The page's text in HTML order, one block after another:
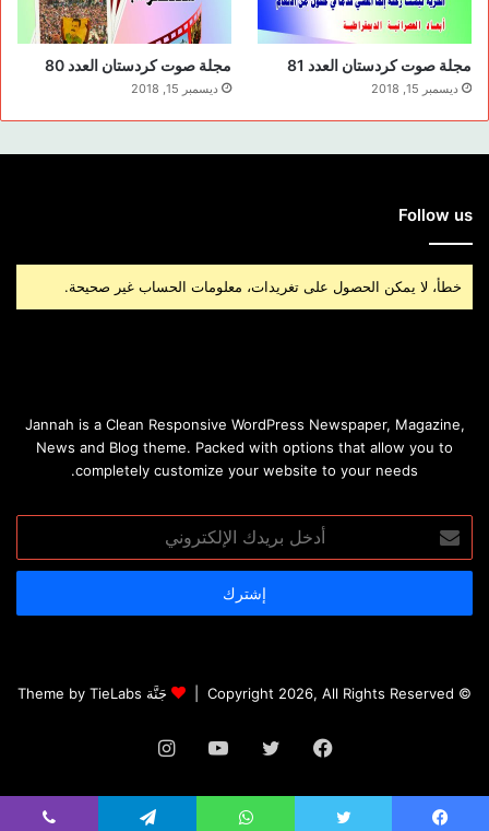
مجلة صوت كردستان العدد 81
ديسمبر 15, 2018
مجلة صوت كردستان العدد 80
ديسمبر 15, 2018
Follow us
خطأ، لا يمكن الحصول على تغريدات، معلومات الحساب غير صحيحة.
Jannah is a Clean Responsive WordPress Newspaper, Magazine,
News and Blog theme. Packed with options that allow you to
completely customize your website to your needs.
بريدك
الإلكتروني
© Copyright 2026, All Rights Reserved | جَنَّة Theme by TieLabs
فيسبوك تويتر يوتيوبانستقرام